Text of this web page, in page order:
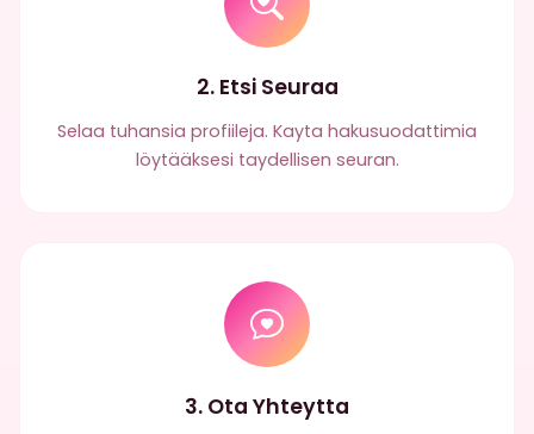
2. Etsi Seuraa
Selaa tuhansia profiileja. Kayta hakusuodattimia
löytääksesi taydellisen seuran.
3. Ota Yhteytta